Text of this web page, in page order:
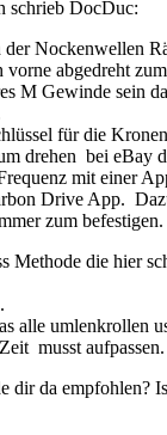
schrieb DocDuc:
der Nockenwellen
vorne abgedreht
M Gewinde sein
für die
drehen bei eBay
mit einer
Drive App.
zum
Methode die hier
alle umlenkrollen
musst aufpassen.
dir da empfohlen?